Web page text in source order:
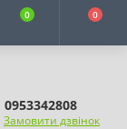
0 0
0953342808
Замовити дзвінок